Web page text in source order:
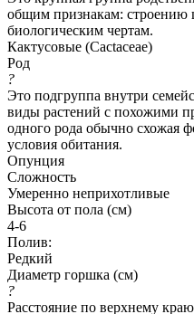
общим признакам: строению
биологическим чертам.
Кактусовые (Cactaceae)
Род
?
Это подгруппа внутри
виды растений с похожими
одного рода обычно схожая
условия обитания.
Опунция
Сложность
Умеренно неприхотливые
Высота от пола (см)
4-6
Полив:
Редкий
Диаметр горшка (см)
?
Расстояние по верхнему